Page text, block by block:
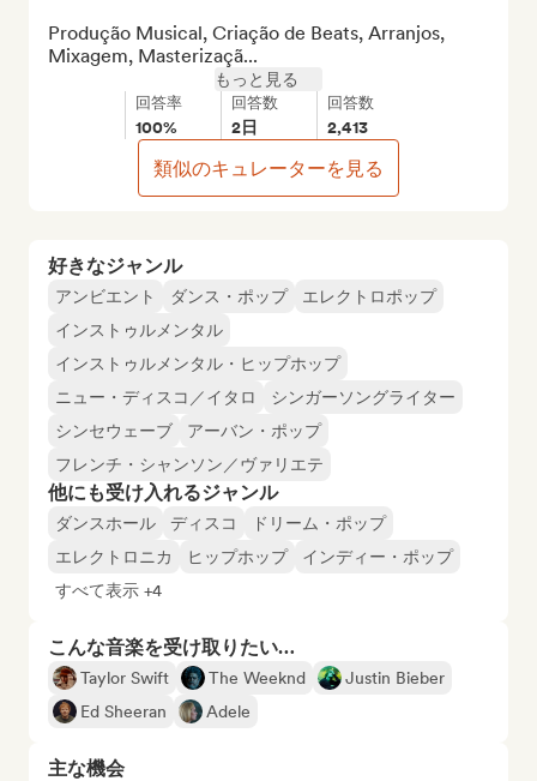
好きなジャンル
アンビエント ダンス・ポップ
エレクトロポップ
インストゥルメンタル
インストゥルメンタル・ヒップホップ
ニュー・ディスコ／イタロ
シンガーソングライター
シンセウェーブ
アーバン・ポップ
フレンチ・シャンソン／ヴァリエテ
他にも受け入れるジャンル
ダンスホール ディスコ
ドリーム・ポップ
エレクトロニカ
ヒップホップ
インディー・ポップ
すべて表示 +4
こんな音楽を受け取りたい…
Taylor Swift The Weeknd
Justin Bieber
Ed Sheeran
Adele
主な機会
Produção Musical, Criação de Beats, Arranjos,
Mixagem, Masterizaçã...
もっと見る
回答率
100%
回答数
2日
回答数
2,413
類似のキュレーターを見る